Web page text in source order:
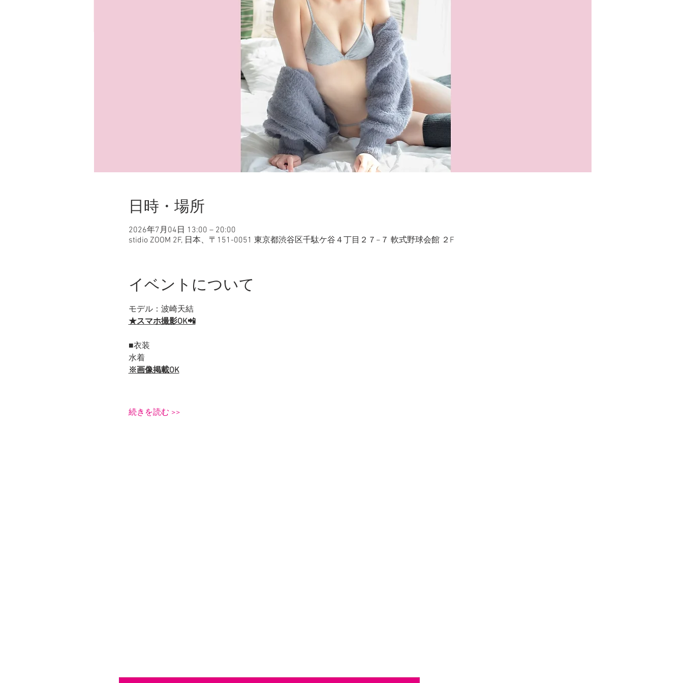
日時・場所
2026年7月04日 13:00 – 20:00
stidio ZOOM 2F, 日本、〒151-0051 東京都渋谷区千駄ケ谷４丁目２７−７ 軟式野球会館 ２F
イベントについて
モデル：波崎天結
★スマホ撮影OK📲
■衣装
水着
※画像掲載OK
続きを読む >>